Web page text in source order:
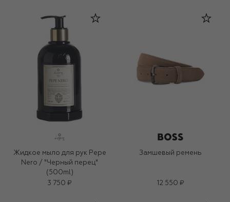
Жидкое мыло для рук Pepe
Nero / "Черный перец"
(500ml)
3 750 ₽
Замшевый ремень
12 550 ₽